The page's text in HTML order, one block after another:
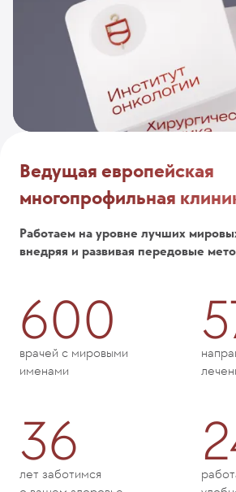
Ведущая европейская
многопрофильная
Работаем на уровне лучших
внедряя и развивая передовые
600
врачей с мировыми
именами
36
лет заботимся